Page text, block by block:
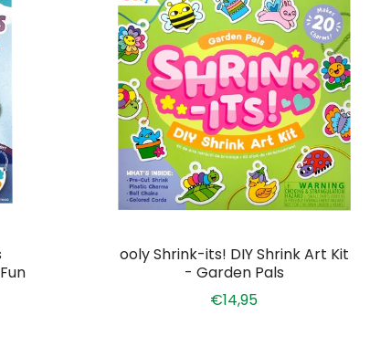
en altijd een beetje extra magie in je bestelling!
ooly Shrink-its! DIY Shrink Art Kit
- Garden Pals
€14,95